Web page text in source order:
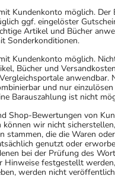
Kundenkonto möglich. Der
ggf. eingelöster
Artikel und Bücher
Sonderkonditionen.
Kundenkonto möglich.
Bücher und
anwendbar.
und nur
Barauszahlung ist nicht
Shop-Bewertungen von
wir nicht
stammen, die die Waren oder
genutzt oder
bei der Prüfung des
Hinweise festgestellt
werden nicht